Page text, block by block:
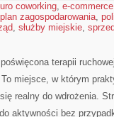
coworking, e-commerce
plan zagospodarowania,
, służby miejskie,
terapii
miejsce, w którym
realny do wdrożenia.
aktywności bez